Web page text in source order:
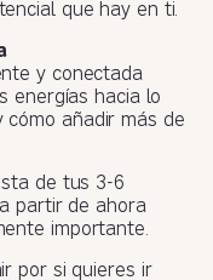
que hay en ti.
y conectada
energías hacia lo
añadir más de
de tus 3-6
partir de ahora
importante.
por si quieres ir